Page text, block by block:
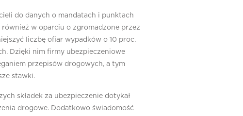
do danych o mandatach i punktach
w oparciu o zgromadzone przez
liczbę ofiar wypadków o 10 proc.
Dzięki nim firmy ubezpieczeniowe
przepisów drogowych, a tym
stawki.
składek za ubezpieczenie dotykał
drogowe. Dodatkowo świadomość